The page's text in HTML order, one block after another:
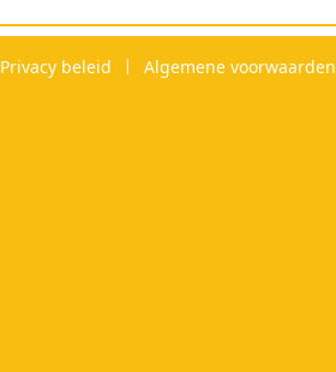
Privacy beleid Algemene voorwaarden